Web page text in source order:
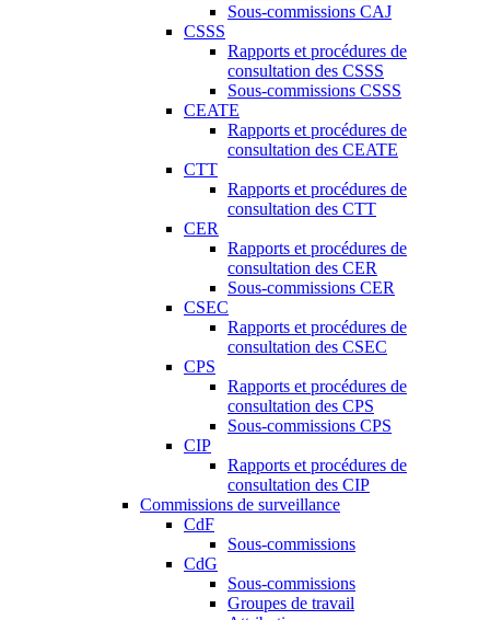
Sous-commissions CAJ
CSSS
Rapports et procédures de
consultation des CSSS
Sous-commissions CSSS
CEATE
Rapports et procédures de
consultation des CEATE
CTT
Rapports et procédures de
consultation des CTT
CER
Rapports et procédures de
consultation des CER
Sous-commissions CER
CSEC
Rapports et procédures de
consultation des CSEC
CPS
Rapports et procédures de
consultation des CPS
Sous-commissions CPS
CIP
Rapports et procédures de
consultation des CIP
Commissions de surveillance
CdF
Sous-commissions
CdG
Sous-commissions
Groupes de travail